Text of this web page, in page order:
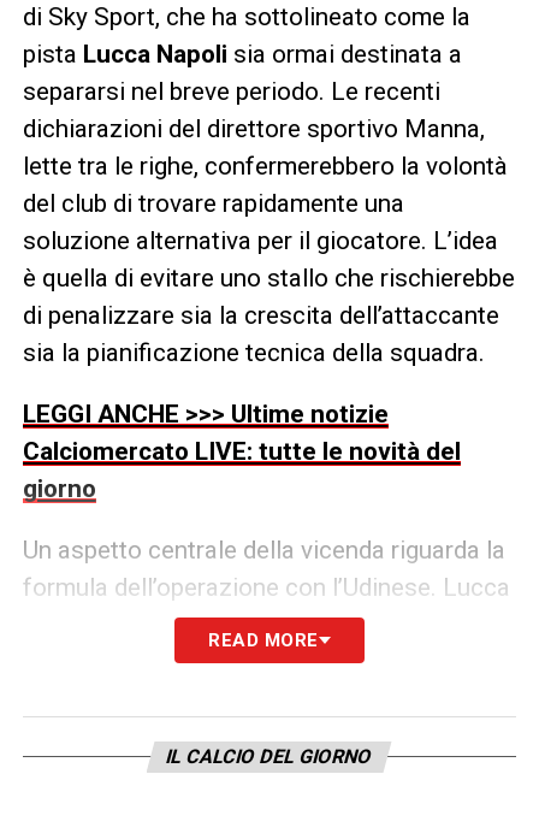
di Sky Sport, che ha sottolineato come la
pista Lucca Napoli sia ormai destinata a
separarsi nel breve periodo. Le recenti
dichiarazioni del direttore sportivo Manna,
lette tra le righe, confermerebbero la volontà
del club di trovare rapidamente una
soluzione alternativa per il giocatore. L’idea
è quella di evitare uno stallo che rischierebbe
di penalizzare sia la crescita dell’attaccante
sia la pianificazione tecnica della squadra.
LEGGI ANCHE >>> Ultime notizie
Calciomercato LIVE: tutte le novità del
giorno
Un aspetto centrale della vicenda riguarda la
formula dell’operazione con l’Udinese. Lucca
è approdato al Napoli con la formula del
prestito con obbligo di riscatto, che
conquistato dagli azzurri nel mese di
febbraio. Proprio questo dettaglio
READ MORE
IL CALCIO DEL GIORNO